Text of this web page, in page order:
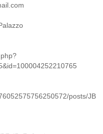
posts/JB